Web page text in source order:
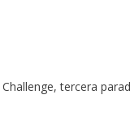
tercera